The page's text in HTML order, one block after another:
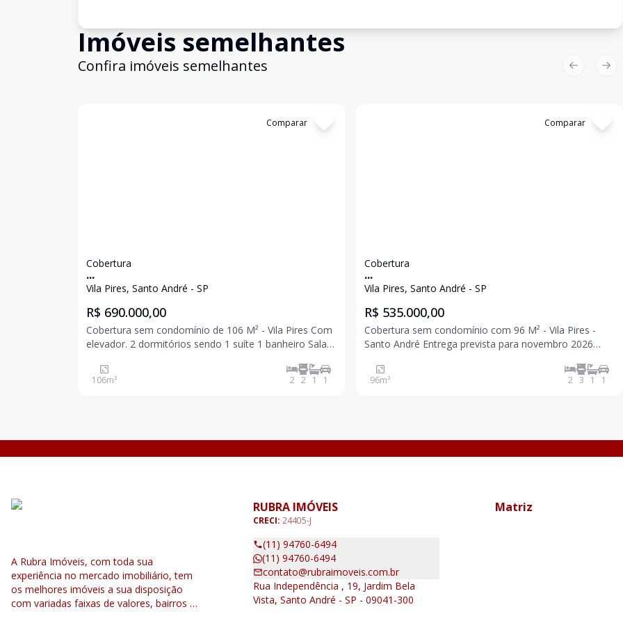
Imóveis semelhantes
Confira imóveis semelhantes
Comparar
Cobertura
...
Vila Pires, Santo André - SP
R$ 690.000,00
Cobertura sem condomínio de 106 M² - Vila Pires Com
elevador. 2 dormitórios sendo 1 suíte 1 banheiro Sala
Parcialmente coberta Lavabo Área de serviço 1 vaga
106m² 2 2 1 1
Comparar
Cobertura
...
Vila Pires, Santo André - SP
R$ 535.000,00
Cobertura sem condomínio com 96 M² - Vila Pires -
Santo André Entrega prevista para novembro 2026
suíte 1 banheiro Sala Cozinha Acesso interno para
cobertura Parcialmente coberta Lavabo Área
96m² 2 3 1 1
Previous
A Rubra Imóveis, com toda sua
experiência no mercado imobiliário, tem
os melhores imóveis a sua disposição
com variadas faixas de valores, bairros e
RUBRA IMÓVEIS
CRECI: 24405-J
(11) 94760-6494
(11) 94760-6494
contato@rubraimoveis.com.br
Rua Independência , 19, Jardim Bela
Vista, Santo André - SP - 09041-300
Matriz